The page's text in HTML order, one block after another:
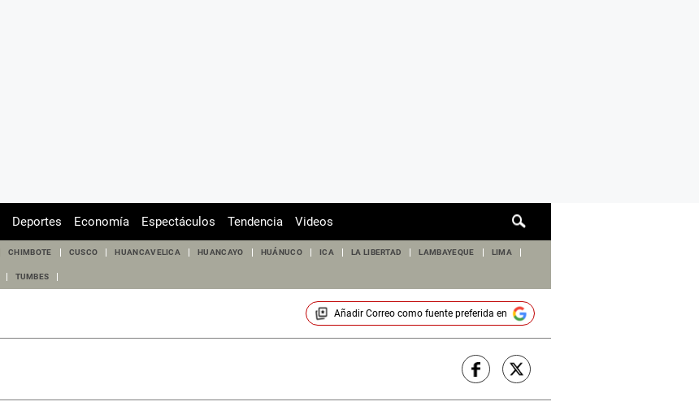
de
Deportes Economía Espectáculos Tendencia Videos
CHIMBOTE CUSCO HUANCAVELICA HUANCAYO HUÁNUCO ICA LA LIBERTAD LAMBAYEQUE LIMA
TUMBES
Añadir Correocomo fuente preferida en